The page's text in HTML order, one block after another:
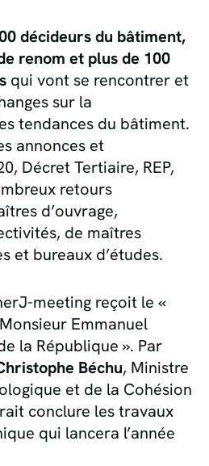
décideurs du bâtiment,
renom et plus de 100
qui vont se rencontrer et
sur la
tendances du bâtiment.
annonces et
Décret Tertiaire, REP,
retours
d’ouvrage,
de maîtres
et bureaux d’études.
meeting reçoit le «
Emmanuel
la République ». Par
Béchu, Ministre
et de la Cohésion
conclure les travaux
qui lancera l’année